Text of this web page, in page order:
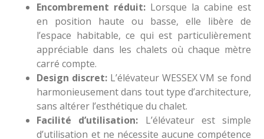
Encombrement réduit: Lorsque la cabine est
en position haute ou basse, elle libère de
l’espace habitable, ce qui est particulièrement
appréciable dans les chalets où chaque mètre
carré compte.
Design discret: L’élévateur WESSEX VM se fond
harmonieusement dans tout type d’architecture,
sans altérer l’esthétique du chalet.
Facilité d’utilisation: L’élévateur est simple
d’utilisation et ne nécessite aucune compétence